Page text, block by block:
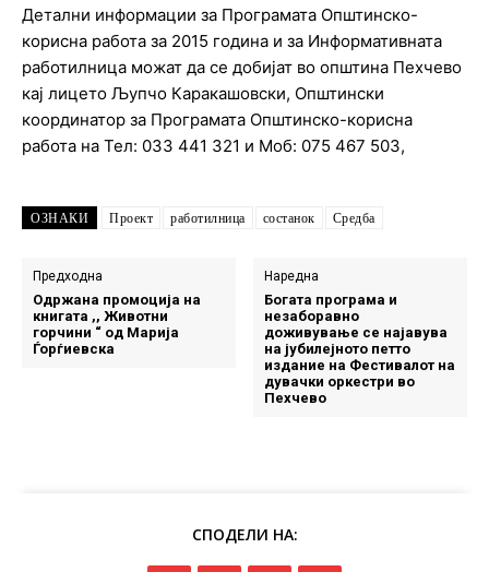
Детални информации за Програмата Општинско-
корисна работа за 2015 година и за Информативната
работилница можат да се добијат во општина Пехчево
кај лицето Љупчо Каракашовски, Општински
координатор за Програмата Општинско-корисна
работа на Тел: 033 441 321 и Моб: 075 467 503,
ОЗНАКИ Проект работилница состанок Средба
Предходна
Одржана промоција на
книгата ,, Животни
горчини “ од Марија
Ѓорѓиевска
Наредна
Богата програма и
незаборавно
доживување се најавува
на јубилејното петто
издание на Фестивалот на
дувачки оркестри во
Пехчево
СПОДЕЛИ НА: